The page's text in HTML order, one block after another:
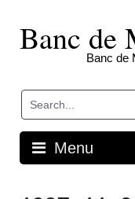
contentBanc de
Banc de
Menu